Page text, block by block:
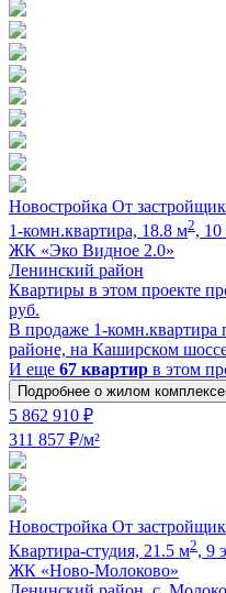
Новостройка От
1-комн.квартира, 18.8 м2, 10
ЖК «Эко Видное 2.0»
Ленинский район
Квартиры в этом проекте
руб.
В продаже 1-
районе, на Каширском
И еще 67 квартир в этом
Подробнее о жилом комплексе
5 862 910 ₽
311 857 ₽/м²
Новостройка От
Квартира-cтудия, 21.5 м2, 9
ЖК «Ново-Молоково»